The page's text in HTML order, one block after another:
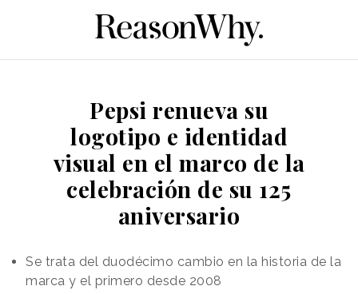
Pepsi renueva su
logotipo e identidad
visual en el marco de la
celebración de su 125
aniversario
Se trata del duodécimo cambio en la historia de la
marca y el primero desde 2008